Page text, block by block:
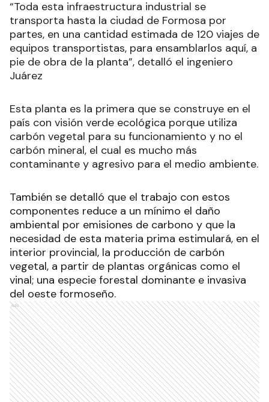
“Toda esta infraestructura industrial se
transporta hasta la ciudad de Formosa por
partes, en una cantidad estimada de 120 viajes de
equipos transportistas, para ensamblarlos aquí, a
pie de obra de la planta”, detalló el ingeniero
Juárez
Esta planta es la primera que se construye en el
país con visión verde ecológica porque utiliza
carbón vegetal para su funcionamiento y no el
carbón mineral, el cual es mucho más
contaminante y agresivo para el medio ambiente.
También se detalló que el trabajo con estos
componentes reduce a un mínimo el daño
ambiental por emisiones de carbono y que la
necesidad de esta materia prima estimulará, en el
interior provincial, la producción de carbón
vegetal, a partir de plantas orgánicas como el
vinal; una especie forestal dominante e invasiva
del oeste formoseño.
Ads